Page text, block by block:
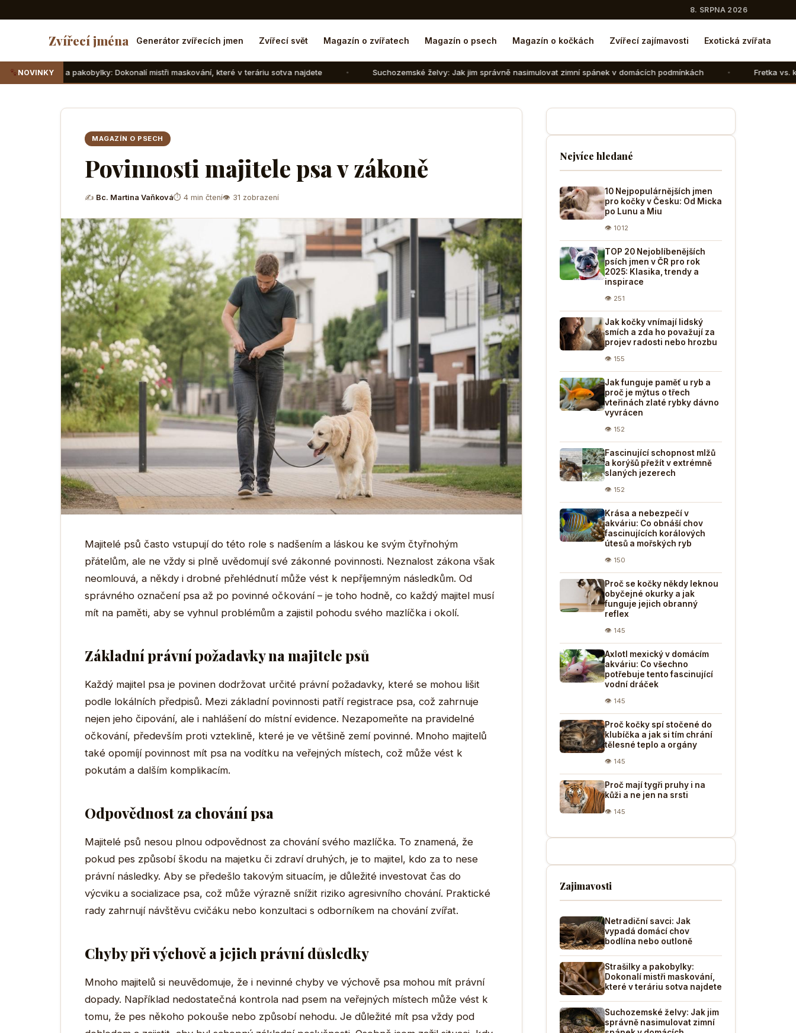
8. SRPNA 2026
Zvířecí jména Generátor zvířecích jmen Zvířecí svět Magazín o zvířatech Magazín o psech Magazín o kočkách Zvířecí zajímavosti Exotická zvířata
NOVINKYDokonalí mistři maskování, které v teráriu sotva najdete Suchozemské želvy: Jak jim správně nasimulovat zimní spánek v domácích podmínkách Fretka vs. kočka: V čem se
MAGAZÍN O PSECH
Povinnosti majitele psa v zákoně
✍ Bc. Martina Vaňková⏱ 4 min čtení👁 31 zobrazení
Majitelé psů často vstupují do této role s nadšením a láskou ke svým čtyřnohým
přátelům, ale ne vždy si plně uvědomují své zákonné povinnosti. Neznalost zákona však
neomlouvá, a někdy i drobné přehlédnutí může vést k nepříjemným následkům. Od
správného označení psa až po povinné očkování – je toho hodně, co každý majitel musí
mít na paměti, aby se vyhnul problémům a zajistil pohodu svého mazlíčka i okolí.
Základní právní požadavky na majitele psů
Každý majitel psa je povinen dodržovat určité právní požadavky, které se mohou lišit
podle lokálních předpisů. Mezi základní povinnosti patří registrace psa, což zahrnuje
nejen jeho čipování, ale i nahlášení do místní evidence. Nezapomeňte na pravidelné
očkování, především proti vzteklině, které je ve většině zemí povinné. Mnoho majitelů
také opomíjí povinnost mít psa na vodítku na veřejných místech, což může vést k
pokutám a dalším komplikacím.
Odpovědnost za chování psa
Majitelé psů nesou plnou odpovědnost za chování svého mazlíčka. To znamená, že
pokud pes způsobí škodu na majetku či zdraví druhých, je to majitel, kdo za to nese
právní následky. Aby se předešlo takovým situacím, je důležité investovat čas do
výcviku a socializace psa, což může výrazně snížit riziko agresivního chování. Praktické
rady zahrnují návštěvu cvičáku nebo konzultaci s odborníkem na chování zvířat.
Chyby při výchově a jejich právní důsledky
Mnoho majitelů si neuvědomuje, že i nevinné chyby ve výchově psa mohou mít právní
dopady. Například nedostatečná kontrola nad psem na veřejných místech může vést k
tomu, že pes někoho pokouše nebo způsobí nehodu. Je důležité mít psa vždy pod
Nejvíce hledané
10 Nejpopulárnějších jmen
pro kočky v Česku: Od Micka
po Lunu a Miu
👁 1012
TOP 20 Nejoblíbenějších
psích jmen v ČR pro rok
2025: Klasika, trendy a
inspirace
👁 251
Jak kočky vnímají lidský
smích a zda ho považují za
projev radosti nebo hrozbu
👁 155
Jak funguje paměť u ryb a
proč je mýtus o třech
vteřinách zlaté rybky dávno
vyvrácen
👁 152
Fascinující schopnost mlžů
a korýšů přežít v extrémně
slaných jezerech
👁 152
Krása a nebezpečí v
akváriu: Co obnáší chov
fascinujících korálových
útesů a mořských ryb
👁 150
Proč se kočky někdy leknou
obyčejné okurky a jak
funguje jejich obranný
reflex
👁 145
Axlotl mexický v domácím
akváriu: Co všechno
potřebuje tento fascinující
vodní dráček
👁 145
Proč kočky spí stočené do
klubíčka a jak si tím chrání
tělesné teplo a orgány
👁 145
Proč mají tygři pruhy i na
kůži a ne jen na srsti
👁 145
Zajimavosti
Netradiční savci: Jak
vypadá domácí chov
bodlína nebo outloně
Strašilky a pakobylky:
Dokonalí mistři maskování,
které v teráriu sotva najdete
Suchozemské želvy: Jak jim
správně nasimulovat zimní